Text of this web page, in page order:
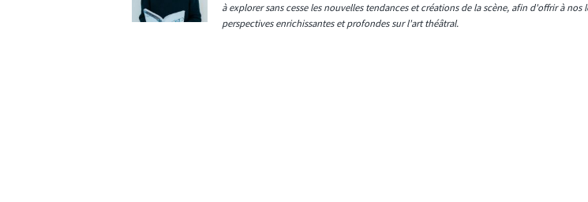
à explorer sans cesse les nouvelles tendances et créations de la scène, afin d'offrir à nos
perspectives enrichissantes et profondes sur l'art théâtral.